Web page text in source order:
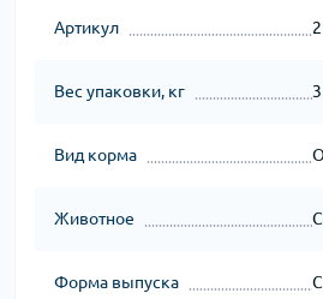
Артикул
Вес упаковки, кг 3
Вид корма
Животное
Форма выпуска